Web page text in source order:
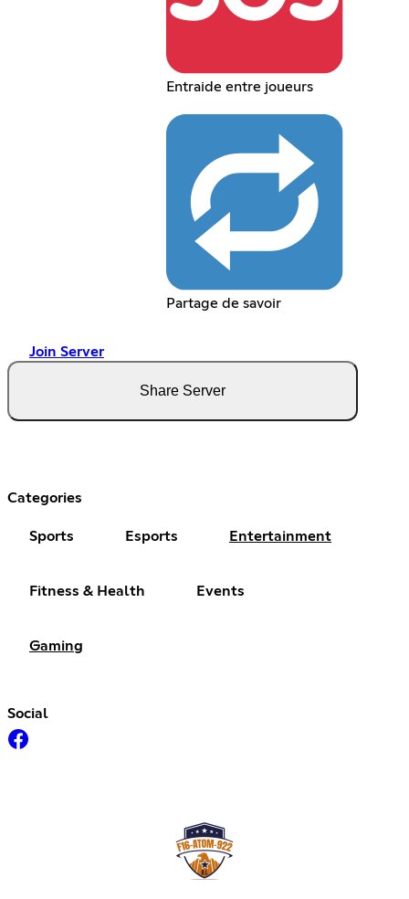
Entraide entre joueurs
Partage de savoir
Join Server
Share Server
Categories
Sports Esports Entertainment
Fitness & Health Events
Gaming
Social